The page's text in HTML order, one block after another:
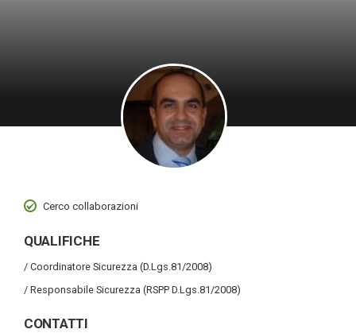
Cerco collaborazioni
QUALIFICHE
/ Coordinatore Sicurezza (D.Lgs.81/2008)
/ Responsabile Sicurezza (RSPP D.Lgs.81/2008)
CONTATTI